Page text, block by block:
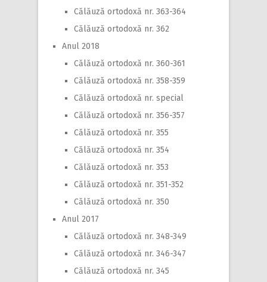
Călăuză ortodoxă nr. 363-364
Călăuză ortodoxă nr. 362
Anul 2018
Călăuză ortodoxă nr. 360-361
Călăuză ortodoxă nr. 358-359
Călăuză ortodoxă nr. special
Călăuză ortodoxă nr. 356-357
Călăuză ortodoxă nr. 355
Călăuză ortodoxă nr. 354
Călăuză ortodoxă nr. 353
Călăuză ortodoxă nr. 351-352
Călăuză ortodoxă nr. 350
Anul 2017
Călăuză ortodoxă nr. 348-349
Călăuză ortodoxă nr. 346-347
Călăuză ortodoxă nr. 345